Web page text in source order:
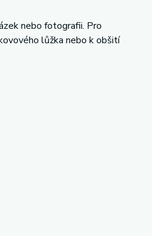
nebo fotografii. Pro
lůžka nebo k obšití